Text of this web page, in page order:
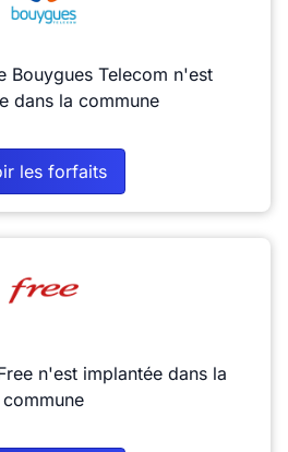
Bouygues Telecom n'est
dans la commune
les forfaits
n'est implantée dans la
commune